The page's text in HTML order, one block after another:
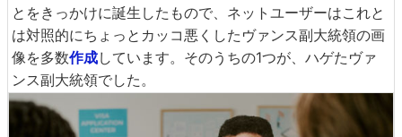
とをきっかけに誕生したもので、ネットユーザーはこれと
は対照的にちょっとカッコ悪くしたヴァンス副大統領の画
像を多数作成しています。そのうちの1つが、ハゲたヴァ
ンス副大統領でした。